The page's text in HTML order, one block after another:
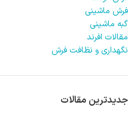
فرش ماشینی
گبه ماشینی
مقالات افرند
نگهداری و نظافت فرش
جدیدترین مقالات